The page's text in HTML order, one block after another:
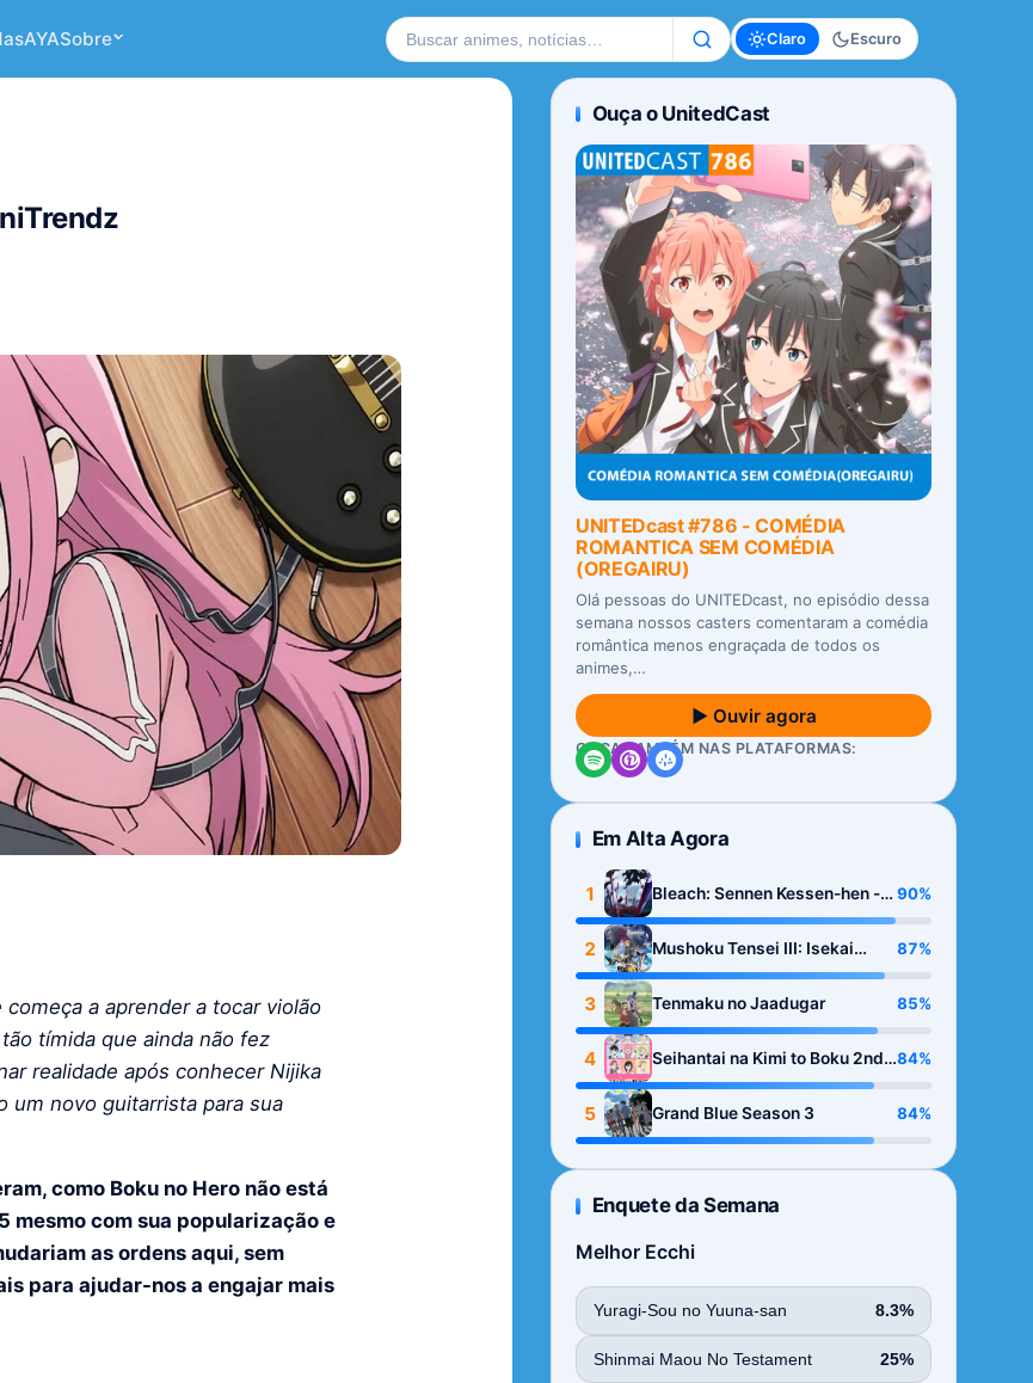
AYASobre Buscar no site Claro Escuro
a aprender a tocar violão
tímida que ainda não fez
realidade após conhecer Nijika
um novo guitarrista para sua
como Boku no Hero não está
mesmo com sua popularização e
as ordens aqui, sem
para ajudar-nos a engajar mais
Ouça o UnitedCast
UNITEDcast #786 - COMÉDIA
ROMANTICA SEM COMÉDIA
(OREGAIRU)
Olá pessoas do UNITEDcast, no episódio dessa
semana nossos casters comentaram a comédia
romântica menos engraçada de todos os
animes,…
▶ Ouvir agora
OUÇA TAMBÉM NAS PLATAFORMAS:
Em Alta Agora
1
Bleach: Sennen Kessen-hen -
Kashin-tan
90%
2
Mushoku Tensei III: Isekai
Ittara Honki Dasu
87%
3 Tenmaku no Jaadugar 85%
4
Seihantai na Kimi to Boku 2nd
Season
84%
5 Grand Blue Season 3 84%
Enquete da Semana
Melhor Ecchi
Yuragi-Sou no Yuuna-san 8.3%
Shinmai Maou No Testament 25%